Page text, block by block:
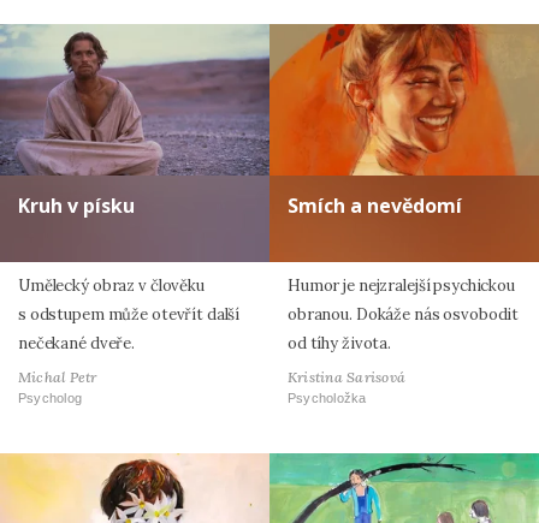
Kruh v písku
Umělecký obraz v člověku
s odstupem může otevřít další
nečekané dveře.
Michal Petr
Psycholog
Smích a nevědomí
Humor je nejzralejší psychickou
obranou. Dokáže nás osvobodit
od tíhy života.
Kristina Sarisová
Psycholožka